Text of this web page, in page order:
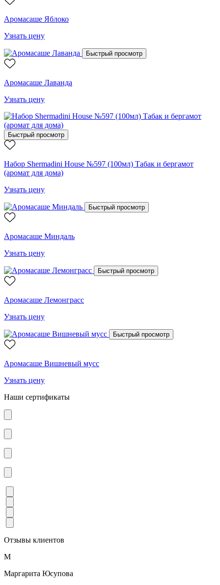
Аромасаше Яблоко
Узнать цену
Быстрый просмотр
Аромасаше Лаванда
Узнать цену
Быстрый просмотр
Набор Shermadini House №597 (100мл) Табак и бергамот
(аромат для дома)
Узнать цену
Быстрый просмотр
Аромасаше Миндаль
Узнать цену
Быстрый просмотр
Аромасаше Лемонграсс
Узнать цену
Быстрый просмотр
Аромасаше Вишневый мусс
Узнать цену
Наши сертификаты
Отзывы клиентов
М
Маргарита Юсупова